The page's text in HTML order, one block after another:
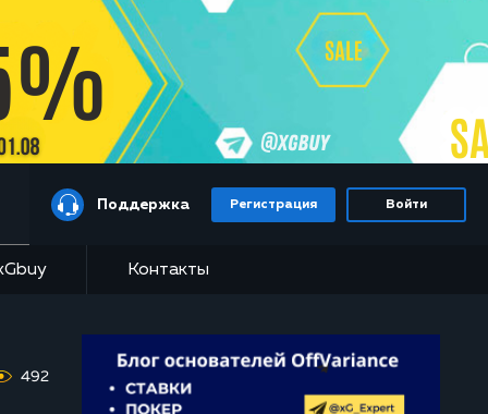
Поддержка Регистрация Войти
Контакты
492